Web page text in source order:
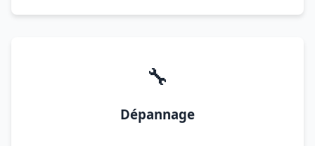
🔧
Dépannage